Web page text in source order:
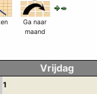
Ga naar
maand
Vrijdag
1